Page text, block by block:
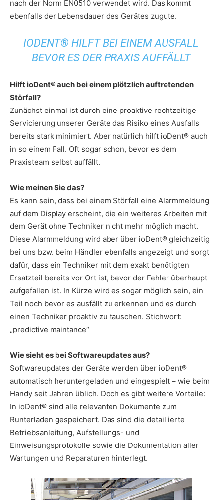
nach der Norm EN0510 verwendet wird. Das kommt
ebenfalls der Lebensdauer des Gerätes zugute.
IODENT® HILFT BEI EINEM AUSFALL
BEVOR ES DER PRAXIS AUFFÄLLT
Hilft ioDent® auch bei einem plötzlich auftretenden
Störfall?
Zunächst einmal ist durch eine proaktive rechtzeitige
Servicierung unserer Geräte das Risiko eines Ausfalls
bereits stark minimiert. Aber natürlich hilft ioDent® auch
in so einem Fall. Oft sogar schon, bevor es dem
Praxisteam selbst auffällt.
Wie meinen Sie das?
Es kann sein, dass bei einem Störfall eine Alarmmeldung
auf dem Display erscheint, die ein weiteres Arbeiten mit
dem Gerät ohne Techniker nicht mehr möglich macht.
Diese Alarmmeldung wird aber über ioDent® gleichzeitig
bei uns bzw. beim Händler ebenfalls angezeigt und sorgt
dafür, dass ein Techniker mit dem exakt benötigten
Ersatzteil bereits vor Ort ist, bevor der Fehler überhaupt
aufgefallen ist. In Kürze wird es sogar möglich sein, ein
Teil noch bevor es ausfällt zu erkennen und es durch
einen Techniker proaktiv zu tauschen. Stichwort:
„predictive maintance“
Wie sieht es bei Softwareupdates aus?
Softwareupdates der Geräte werden über ioDent®
automatisch heruntergeladen und eingespielt – wie beim
Handy seit Jahren üblich. Doch es gibt weitere Vorteile:
In ioDent® sind alle relevanten Dokumente zum
Runterladen gespeichert. Das sind die detaillierte
Betriebsanleitung, Aufstellungs- und
Einweisungsprotokolle sowie die Dokumentation aller
Wartungen und Reparaturen hinterlegt.